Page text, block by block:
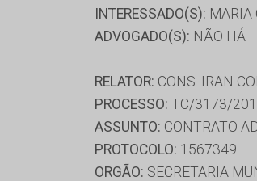
INTERESSADO(S): MARIA
ADVOGADO(S): NÃO HÁ
RELATOR: CONS. IRAN
PROCESSO: TC/3173/
ASSUNTO: CONTRATO
PROTOCOLO: 1567349
ORGÃO: SECRETARIA